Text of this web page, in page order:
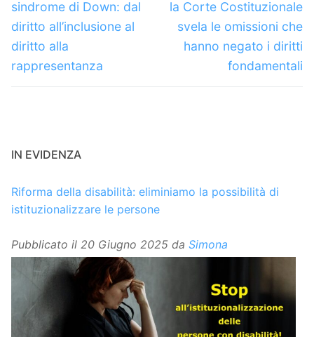
sindrome di Down: dal
diritto all’inclusione al
diritto alla
rappresentanza
la Corte Costituzionale
svela le omissioni che
hanno negato i diritti
fondamentali
IN EVIDENZA
Riforma della disabilità: eliminiamo la possibilità di
istituzionalizzare le persone
Pubblicato il 20 Giugno 2025 da Simona